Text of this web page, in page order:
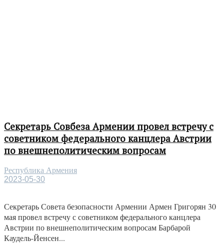
Секретарь Совбеза Армении провел встречу с
советником федерального канцлера Австрии
по внешнеполитическим вопросам
Республика Армения
2023-05-30
Секретарь Совета безопасности Армении Армен Григорян 30
мая провел встречу с советником федерального канцлера
Австрии по внешнеполитическим вопросам Барбарой
Каудель-Йенсен...